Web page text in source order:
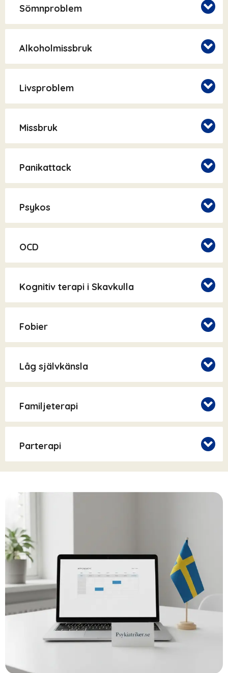
Sömnproblem
Alkoholmissbruk
Livsproblem
Missbruk
Panikattack
Psykos
OCD
Kognitiv terapi i Skavkulla
Fobier
Låg självkänsla
Familjeterapi
Parterapi